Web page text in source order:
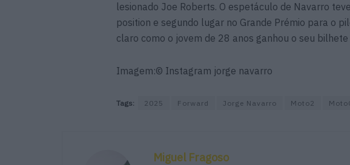
lesionado Joe Roberts. O espetáculo de Navarro
position e segundo lugar no Grande Prémio para o
claro como o jovem de 28 anos ganhou o seu bilhete
Imagem:© Instagram jorge navarro
Tags: 2025 Forward Jorge Navarro Moto2
Miguel Fragoso